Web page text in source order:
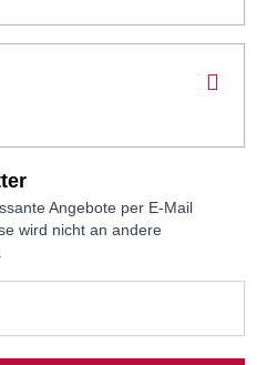
Angebote per E-Mail
wird nicht an andere